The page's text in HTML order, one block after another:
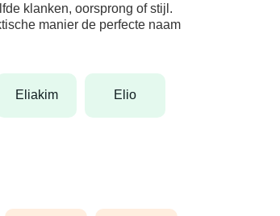
klanken, oorsprong of stijl.
manier de perfecte naam
eliakim elio